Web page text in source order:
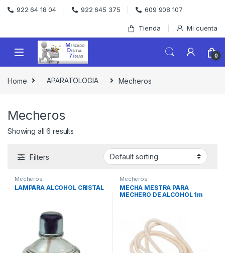
Skip to navigation
Skip to content
922 64 18 04 922 645 375 609 908 107
Tienda Mi cuenta
0
Home APARATOLOGIA Mecheros
Mecheros
Showing all 6 results
Filters
Mecheros
LAMPARA ALCOHOL CRISTAL
Mecheros
MECHA MESTRA PARA
MECHERO DE ALCOHOL 1m